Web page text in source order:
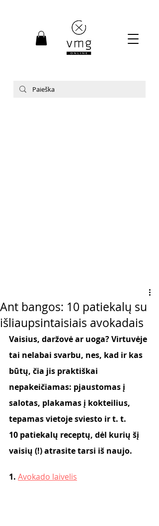
Ant bangos: 10 patiekalų su
išliaupsintaisiais avokadais
Vaisius, daržovė ar uoga? Virtuvėje
tai nelabai svarbu, nes, kad ir kas
būtų, čia jis praktiškai
nepakeičiamas: pjaustomas į
salotas, plakamas į kokteilius,
tepamas vietoje sviesto ir t. t.
10 patiekalų receptų, dėl kurių šį
vaisių (!) atrasite tarsi iš naujo.
1. Avokado laivelis